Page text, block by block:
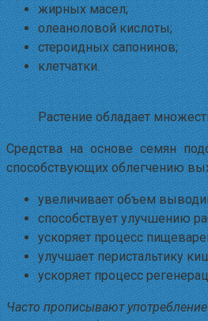
жирных масел;
олеаноловой кислоты;
стероидных сапонинов;
клетчатки.
Растение обладает
Средства на основе семян
способствующих облегчению
увеличивает объем
способствует улучшению
ускоряет процесс
улучшает перистальтику
ускоряет процесс
Часто прописывают